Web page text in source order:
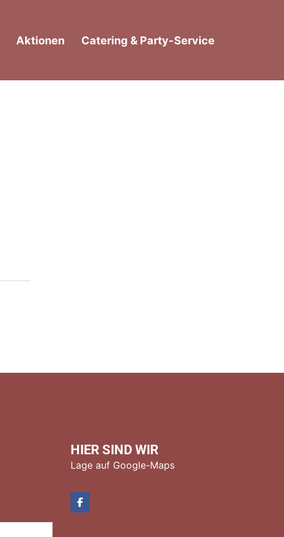
Aktionen Catering & Party-Service
HIER SIND WIR
Lage auf Google-Maps